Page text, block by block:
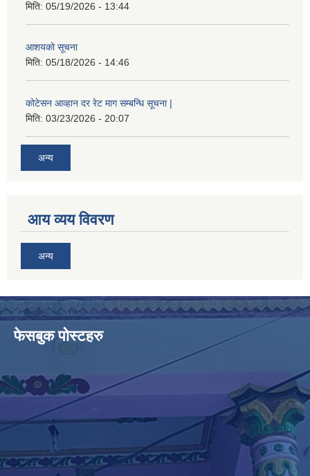
मिति: 05/19/2026 - 13:44
आशयको सूचना
मिति: 05/18/2026 - 14:46
कोटेसन आव्हान दर रेट माग सम्बन्धि सूचना |
मिति: 03/23/2026 - 20:07
अन्य
आय व्यय विवरण
अन्य
फेसबुक पोस्टहरु